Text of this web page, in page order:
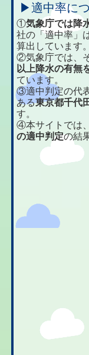
▶適中率に
①気象庁では降
社の「適中率」
算出しています。
②気象庁では、
以上降水の有無
ています。
③適中判定の代
ある東京都千代
す。
④本サイトでは
の適中判定の結